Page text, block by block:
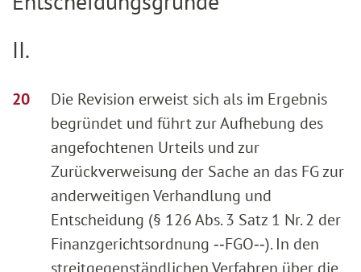
II.
Die Revision erweist sich als im Ergebnis
begründet und führt zur Aufhebung des
angefochtenen Urteils und zur
Zurückverweisung der Sache an das FG zur
anderweitigen Verhandlung und
Entscheidung (§ 126 Abs. 3 Satz 1 Nr. 2 der
Finanzgerichtsordnung ‑‑FGO‑‑). In den